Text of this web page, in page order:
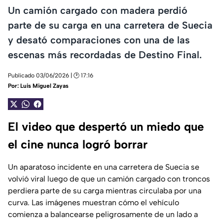
Un camión cargado con madera perdió
parte de su carga en una carretera de Suecia
y desató comparaciones con una de las
escenas más recordadas de Destino Final.
Publicado 03/06/2026 | 🕑 17:16
Por: Luis Miguel Zayas
El video que despertó un miedo que
el cine nunca logró borrar
Un aparatoso incidente en una carretera de Suecia se
volvió viral luego de que un camión cargado con troncos
perdiera parte de su carga mientras circulaba por una
curva. Las imágenes muestran cómo el vehículo
comienza a balancearse peligrosamente de un lado a